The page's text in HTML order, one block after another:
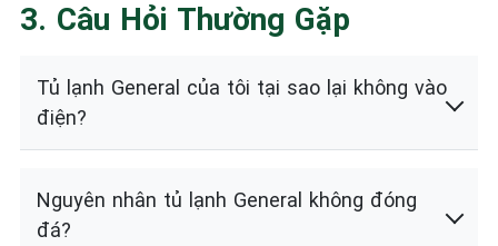
3. Câu Hỏi Thường Gặp
Tủ lạnh General của tôi tại sao lại không vào
điện?
Nguyên nhân tủ lạnh General không đóng
đá?